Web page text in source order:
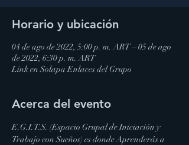
Horario y ubicación
04 de ago de 2022, 5:00 p. m. ART – 05 de ago
de 2022, 6:30 p. m. ART
Link en Solapa Enlaces del Grupo
Acerca del evento
E.G.I.T.S. (Espacio Grupal de Iniciación y
Trabajo con Sueños) es donde Aprenderás a